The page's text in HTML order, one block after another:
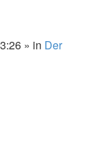
» in Der